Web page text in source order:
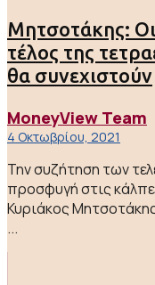
Μητσοτάκης:
τέλος της
θα συνεχιστούν
MoneyView Team
4 Οκτωβρίου, 2021
Την συζήτηση των
προσφυγή στις
Κυριάκος
...